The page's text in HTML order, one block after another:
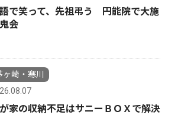
で笑って、先祖弔う 円能院で大施
会
ヶ崎・寒川
家の収納不足はサニーＢＯＸで解決